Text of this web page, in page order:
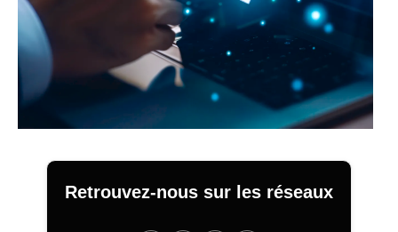
Retrouvez-nous sur les réseaux